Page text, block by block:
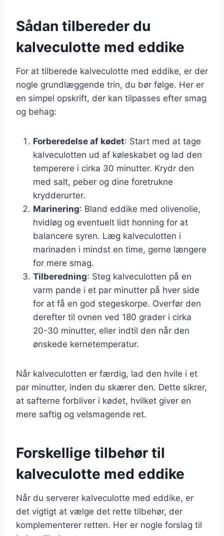
Sådan tilbereder du
kalveculotte med eddike
For at tilberede kalveculotte med eddike, er der
nogle grundlæggende trin, du bør følge. Her er
en simpel opskrift, der kan tilpasses efter smag
og behag:
Forberedelse af kødet: Start med at tage
kalveculotten ud af køleskabet og lad den
temperere i cirka 30 minutter. Krydr den
med salt, peber og dine foretrukne
krydderurter.
Marinering: Bland eddike med olivenolie,
hvidløg og eventuelt lidt honning for at
balancere syren. Læg kalveculotten i
marinaden i mindst en time, gerne længere
for mere smag.
Tilberedning: Steg kalveculotten på en
varm pande i et par minutter på hver side
for at få en god stegeskorpe. Overfør den
derefter til ovnen ved 180 grader i cirka
20-30 minutter, eller indtil den når den
ønskede kernetemperatur.
Når kalveculotten er færdig, lad den hvile i et
par minutter, inden du skærer den. Dette sikrer,
at safterne forbliver i kødet, hvilket giver en
mere saftig og velsmagende ret.
Forskellige tilbehør til
kalveculotte med eddike
Når du serverer kalveculotte med eddike, er
det vigtigt at vælge det rette tilbehør, der
komplementerer retten. Her er nogle forslag til